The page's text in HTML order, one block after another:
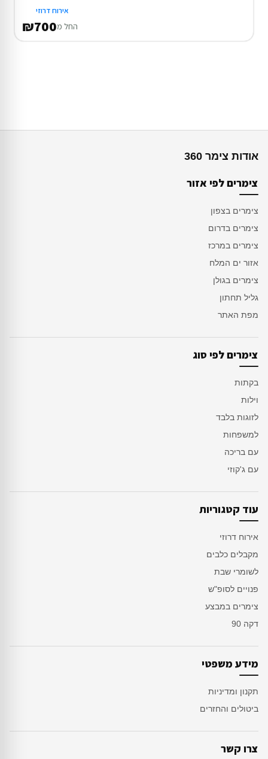
אירוח דרוזי
החל מ₪700
אודות צימר 360
צימרים לפי אזור
צימרים בצפון
צימרים בדרום
צימרים במרכז
אזור ים המלח
צימרים בגולן
גליל תחתון
מפת האתר
צימרים לפי סוג
בקתות
וילות
לזוגות בלבד
למשפחות
עם בריכה
עם ג'קוזי
עוד קטגוריות
אירוח דרוזי
מקבלים כלבים
לשומרי שבת
פנויים לסופ"ש
צימרים במבצע
דקה 90
מידע משפטי
תקנון ומדיניות
ביטולים והחזרים
צרו קשר